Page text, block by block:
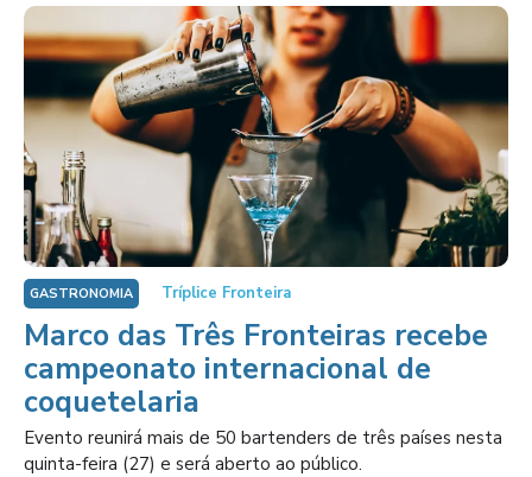
GASTRONOMIA Tríplice Fronteira
Marco das Três Fronteiras recebe
campeonato internacional de
coquetelaria
Evento reunirá mais de 50 bartenders de três países nesta
quinta-feira (27) e será aberto ao público.